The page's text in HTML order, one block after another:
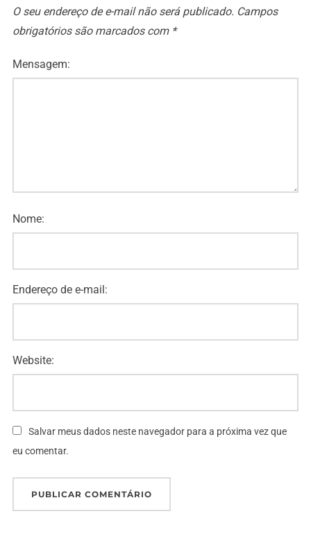
O seu endereço de e-mail não será publicado. Campos
obrigatórios são marcados com *
Mensagem:
Nome:
Endereço de e-mail:
Website:
Salvar meus dados neste navegador para a próxima vez que
eu comentar.